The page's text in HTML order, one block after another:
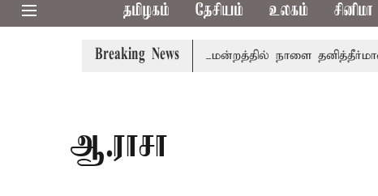
தமிழகம் தேசியம் உலகம் சினிமா
Breaking News
முதலில் தமிழ்த்தாய் வாழ்த்து: சட்டமன்றத்தில் நாளை தனித்தீர்மானம்
ஆ.ராசா